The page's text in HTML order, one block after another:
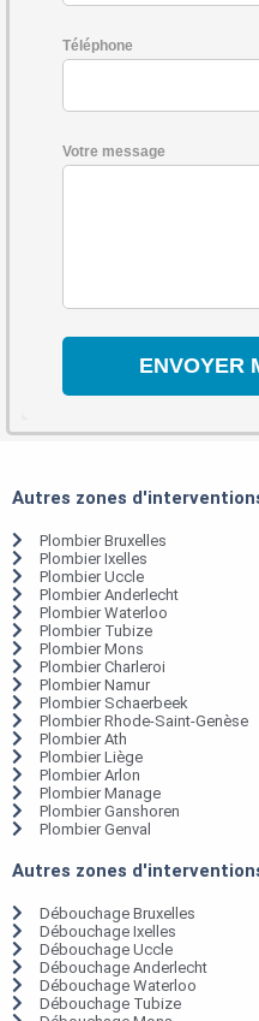
Téléphone
Votre message
Autres zones
Plombier Bruxelles
Plombier Ixelles
Plombier Uccle
Plombier Anderlecht
Plombier Waterloo
Plombier Tubize
Plombier Mons
Plombier Charleroi
Plombier Namur
Plombier Schaerbeek
Plombier Rhode-Saint-Genèse
Plombier Ath
Plombier Liège
Plombier Arlon
Plombier Manage
Plombier Ganshoren
Plombier Genval
Autres zones
Débouchage Bruxelles
Débouchage Ixelles
Débouchage Uccle
Débouchage Anderlecht
Débouchage Waterloo
Débouchage Tubize